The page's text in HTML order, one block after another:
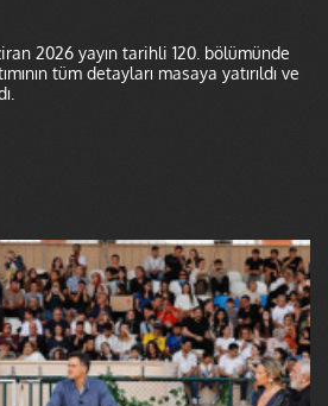
2026 yayın tarihli 120. bölümünde
tüm detayları masaya yatırıldı ve